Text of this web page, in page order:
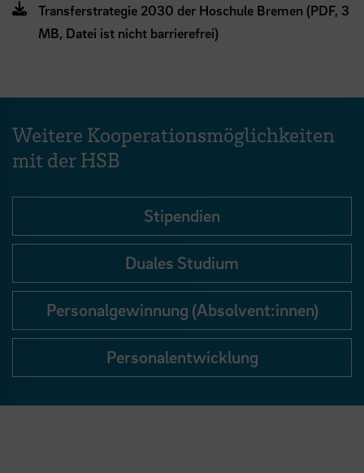
Transferstrategie 2030 der Hoschule Bremen (PDF, 3
MB, Datei ist nicht barrierefrei)
Weitere Kooperationsmöglichkeiten
mit der HSB
Stipendien
Duales Studium
Personalgewinnung (Absolvent:innen)
Personalentwicklung